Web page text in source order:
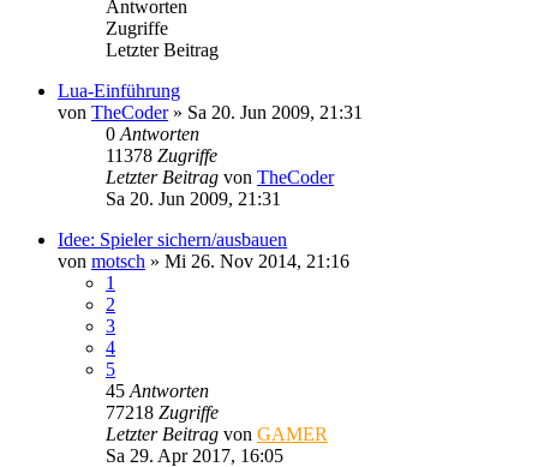
Antworten
Zugriffe
Letzter Beitrag
Lua-Einführung
von TheCoder» Sa 20. Jun 2009, 21:31
0 Antworten
11378 Zugriffe
Letzter Beitrag von TheCoder
Sa 20. Jun 2009, 21:31
Idee: Spieler sichern/ausbauen
von motsch » Mi 26. Nov 2014, 21:16
1
2
3
4
5
45 Antworten
77218 Zugriffe
Letzter Beitrag von GAMER
Sa 29. Apr 2017, 16:05